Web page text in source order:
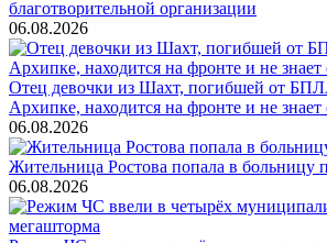
благотворительной организации
06.08.2026
Отец девочки из Шахт, погибшей от
Архипке, находится на фронте и не знает
06.08.2026
Жительница Ростова попала в больницу
06.08.2026